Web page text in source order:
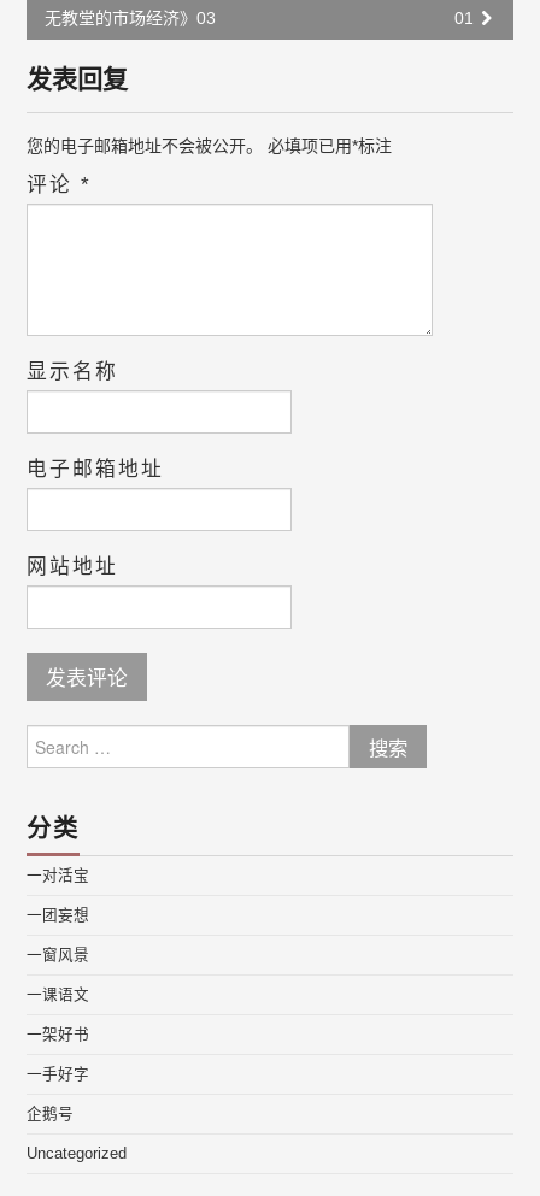
navigation
无教堂的市场经济》03
01
发表回复
您的电子邮箱地址不会被公开。 必填项已用*标注
评论*
显示名称
电子邮箱地址
网站地址
for:
分类
一对活宝
一团妄想
一窗风景
一课语文
一架好书
一手好字
企鹅号
Uncategorized